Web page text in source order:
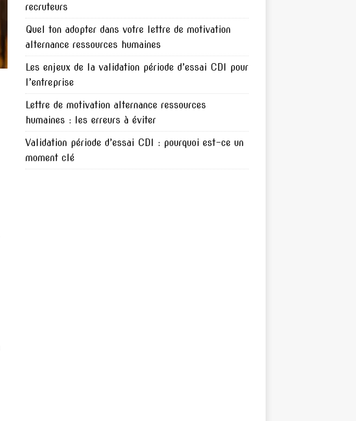
recruteurs
Quel ton adopter dans votre lettre de motivation
alternance ressources humaines
Les enjeux de la validation période d’essai CDI pour
l’entreprise
Lettre de motivation alternance ressources
humaines : les erreurs à éviter
Validation période d’essai CDI : pourquoi est-ce un
moment clé